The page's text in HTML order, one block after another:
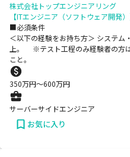
株式会社トップエンジニアリング
【ITエンジニア（ソフトウェア開発
■必須条件
＜以下の経験をお持ち方＞ システム
上。 ※テスト工程のみ経験者の方
こと。
350万円〜600万円
サーバーサイドエンジニア
お気に入り